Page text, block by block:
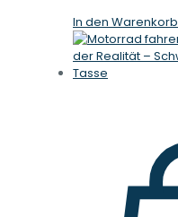
In den Warenkorb